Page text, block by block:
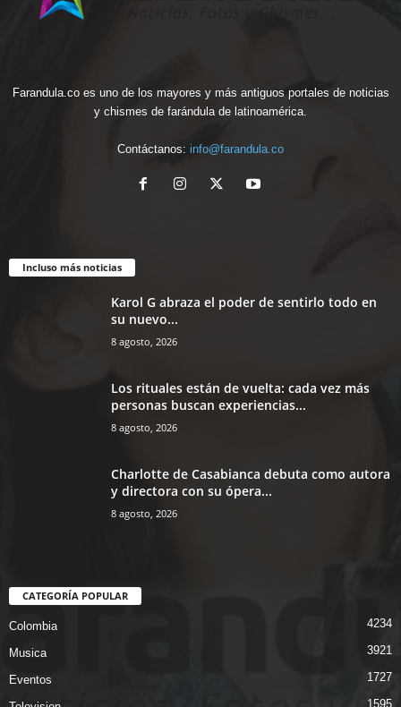
Farandula.co es uno de los mayores y más antiguos portales de noticias
y chismes de farándula de latinoamérica.
Contáctanos: info@farandula.co
Incluso más noticias
Karol G abraza el poder de sentirlo todo en
su nuevo...
8 agosto, 2026
Los rituales están de vuelta: cada vez más
personas buscan experiencias...
8 agosto, 2026
Charlotte de Casabianca debuta como autora
y directora con su ópera...
8 agosto, 2026
CATEGORÍA POPULAR
Colombia 4234
Musica 3921
Eventos 1727
1595